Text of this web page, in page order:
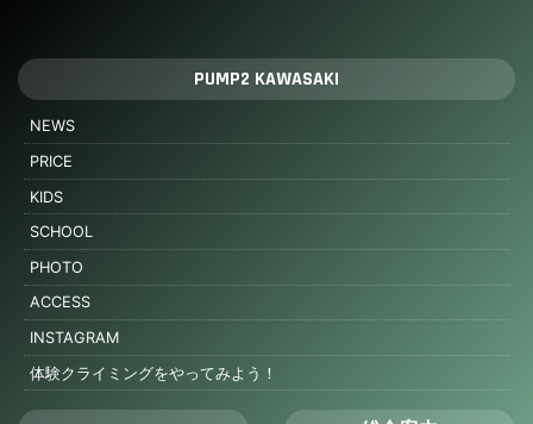
PUMP2 KAWASAKI
NEWS
PRICE
KIDS
SCHOOL
PHOTO
ACCESS
INSTAGRAM
体験クライミングをやってみよう！